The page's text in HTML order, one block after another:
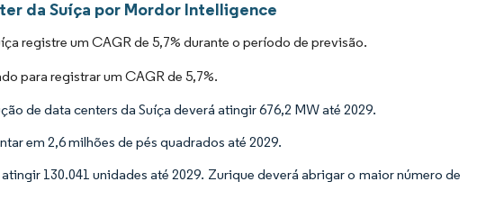
da Suíça por Mordor Intelligence
registre um CAGR de 5,7% durante o período de previsão.
para registrar um CAGR de 5,7%.
de data centers da Suíça deverá atingir 676,2 MW até 2029.
em 2,6 milhões de pés quadrados até 2029.
130.041 unidades até 2029. Zurique deverá abrigar o maior número de